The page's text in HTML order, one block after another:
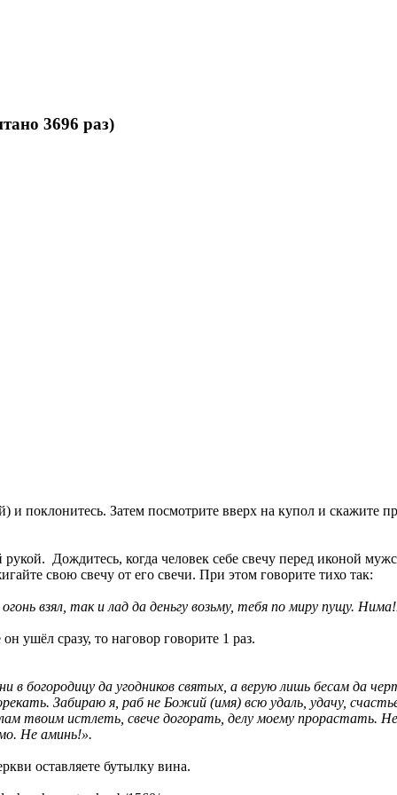
3696 раз)
поклонитесь. Затем посмотрите вверх на купол и скажите
Дождитесь, когда человек себе свечу перед иконой
свою свечу от его свечи. При этом говорите тихо так:
взял, так и лад да деньгу возьму, тебя по миру пущу.
ушёл сразу, то наговор говорите 1 раз.
богородицу да угодников святых, а верую лишь бесам да
Забираю я, раб не Божий (имя) всю удаль, удачу,
твоим истлеть, свече догорать, делу моему прорастать.
Не аминь!».
оставляете бутылку вина.